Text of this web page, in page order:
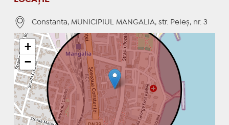
Constanta, MUNICIPIUL MANGALIA, str. Peleş, nr. 3
+
−